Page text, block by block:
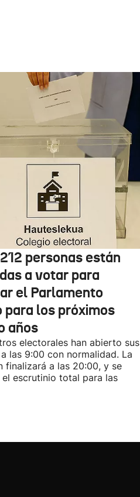
personas están
a votar para
el Parlamento
para los próximos
años
electorales han abierto sus
las 9:00 con normalidad. La
finalizará a las 20:00, y se
el escrutinio total para las